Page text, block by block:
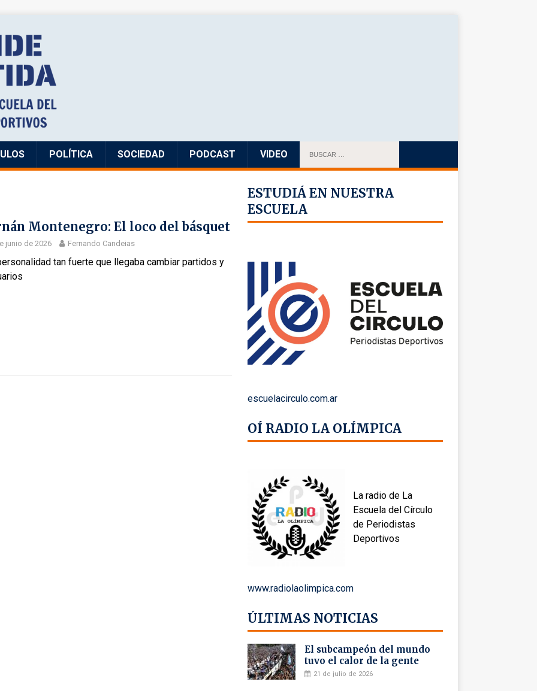
POLÍTICA SOCIEDAD PODCAST VIDEO
Montenegro: El loco del básquet
junio de 2026 Fernando Candeias
tan fuerte que llegaba cambiar partidos y
ESTUDIÁ EN NUESTRA
ESCUELA
escuelacirculo.com.ar
OÍ RADIO LA OLÍMPICA
La radio de La
Escuela del Círculo
de Periodistas
Deportivos
www.radiolaolimpica.com
ÚLTIMAS NOTICIAS
El subcampeón del mundo
tuvo el calor de la gente
21 de julio de 2026